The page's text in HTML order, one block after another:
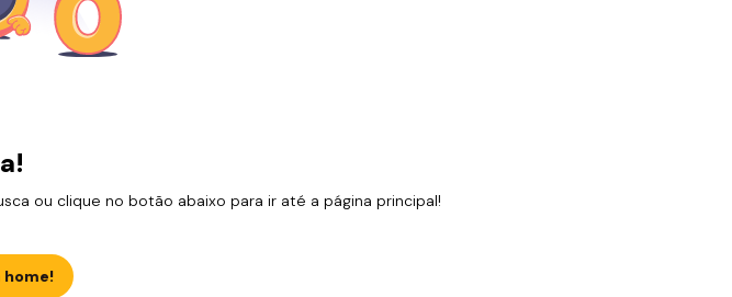
ou clique no botão abaixo para ir até a página principal!
home!